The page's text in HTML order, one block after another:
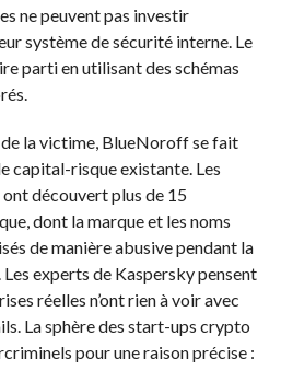
ne peuvent pas investir
système de sécurité interne. Le
parti en utilisant des schémas
la victime, BlueNoroff se fait
capital-risque existante. Les
découvert plus de 15
dont la marque et les noms
de manière abusive pendant la
experts de Kaspersky pensent
réelles n’ont rien à voir avec
La sphère des start-ups crypto
pour une raison précise :